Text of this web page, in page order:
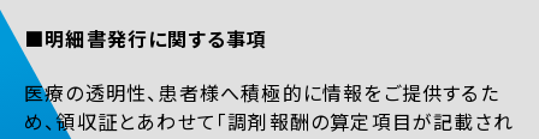
■明細書発行に関する事項
医療の透明性、患者様へ積極的に情報をご提供するた
め、領収証とあわせて「調剤報酬の算定項目が記載され